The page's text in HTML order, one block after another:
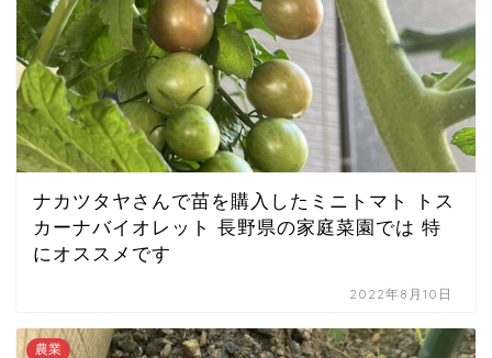
ナカツタヤさんで苗を購入したミニトマト トス
カーナバイオレット 長野県の家庭菜園では 特
にオススメです
2022年8月10日
農業